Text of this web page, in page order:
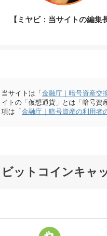
【ミヤビ：当サイトの編集
当サイトは「金融庁｜暗号資産交
イトの「仮想通貨」とは「暗号資
項は「金融庁｜暗号資産の利用者
ビットコインキャ